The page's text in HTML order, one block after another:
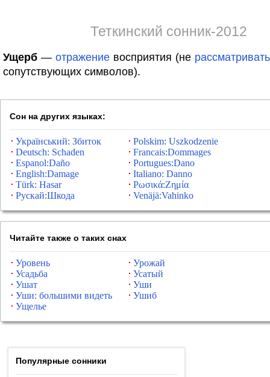
Теткинский сонник-2012
Ущерб — отражение восприятия (не рассматривать
сопутствующих символов).
Сон на других языках:
Український: Збиток
Polskim: Uszkodzenie
Deutsch: Schaden
Francais:Dommages
Espanol:Daño
Portugues:Dano
English:Damage
Italiano: Danno
Türk: Hasar
Ρωσικά:Ζημία
Рускай:Шкода
Venäjä:Vahinko
Читайте также о таких снах
Уровень
Урожай
Усадьба
Усатый
Ушат
Уши
Уши: большими видеть
Ушиб
Ущелье
Популярные сонники